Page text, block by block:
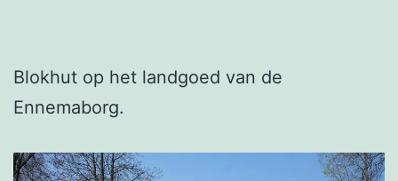
Blokhut op het landgoed van de
Ennemaborg.